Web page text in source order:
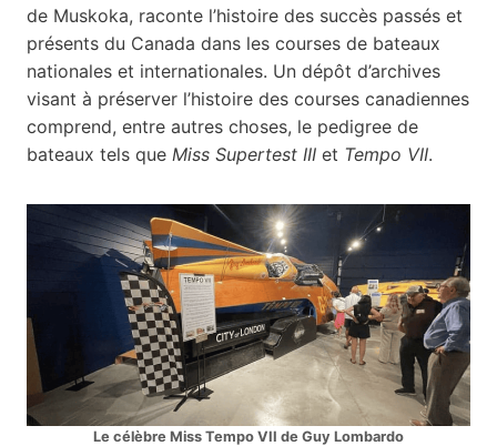
de Muskoka, raconte l’histoire des succès passés et
présents du Canada dans les courses de bateaux
nationales et internationales. Un dépôt d’archives
visant à préserver l’histoire des courses canadiennes
comprend, entre autres choses, le pedigree de
bateaux tels que Miss Supertest III et Tempo VII.
Le célèbre Miss Tempo VII de Guy Lombardo